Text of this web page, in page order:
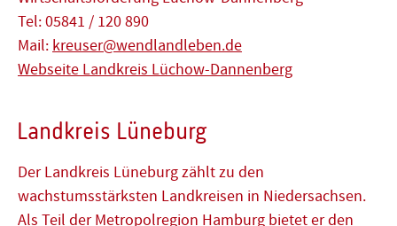
Tel: 05841 / 120 890
Mail: kreuser@wendlandleben.de
Webseite Landkreis Lüchow-Dannenberg
Landkreis Lüneburg
Der Landkreis Lüneburg zählt zu den
wachstumsstärksten Landkreisen in Niedersachsen.
Als Teil der Metropolregion Hamburg bietet er den